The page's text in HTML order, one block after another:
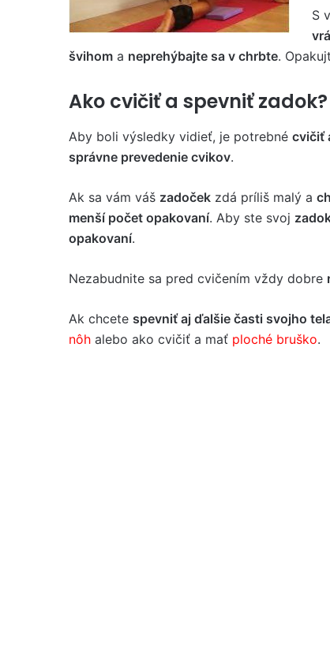
S
švihom a neprehýbajte sa v chrbte.
Ako cvičiť a spevniť zadok?
Aby boli výsledky vidieť, je potrebné cvičiť
správne prevedenie cvikov.
Ak sa vám váš zadoček zdá príliš malý a
menší počet opakovaní. Aby ste svoj
opakovaní.
Nezabudnite sa pred cvičením vždy dobre
Ak chcete spevniť aj ďalšie časti svojho
nôh alebo ako cvičiť a mať ploché bruško.